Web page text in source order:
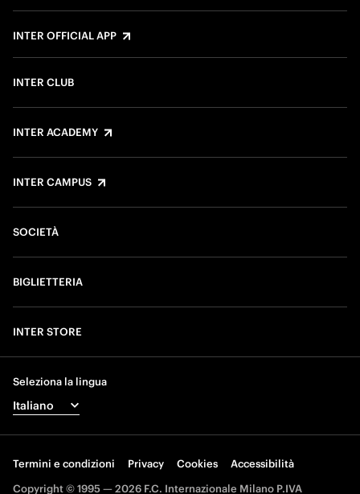
INTER OFFICIAL APP
INTER CLUB
INTER ACADEMY
INTER CAMPUS
SOCIETÀ
BIGLIETTERIA
INTER STORE
Seleziona la lingua
Termini e condizioni Privacy Cookies
Accessibilità
Copyright © 1995 — 2026 F.C. Internazionale Milano P.IVA